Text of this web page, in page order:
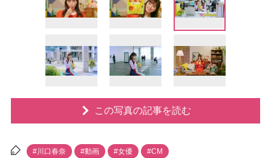
この写真の記事を読む
#川口春奈 #動画 #女優 #CM